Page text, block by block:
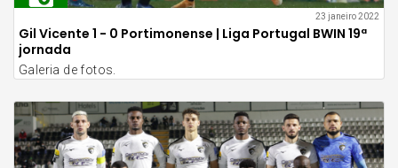
23 janeiro 2022
Gil Vicente 1 - 0 Portimonense | Liga Portugal BWIN 19ª
jornada
Galeria de fotos.